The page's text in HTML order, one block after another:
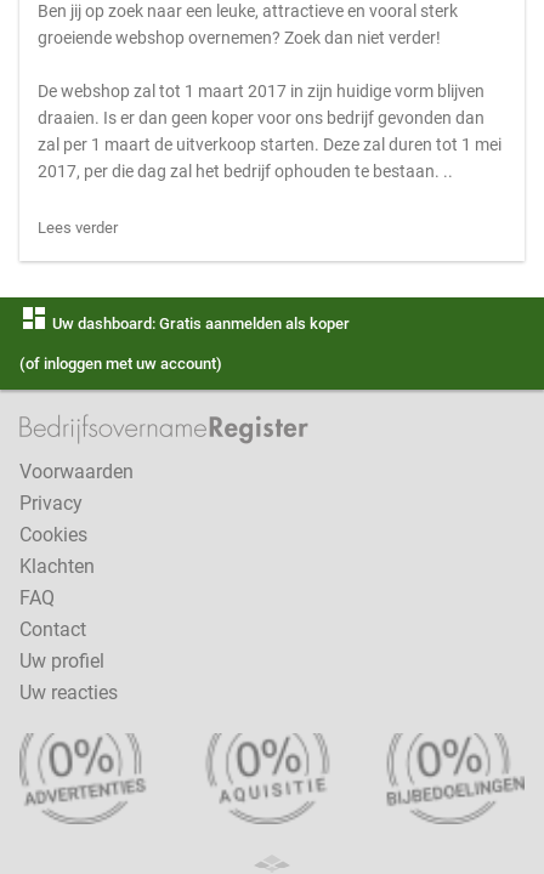
Ben jij op zoek naar een leuke, attractieve en vooral sterk
groeiende webshop overnemen? Zoek dan niet verder!
De webshop zal tot 1 maart 2017 in zijn huidige vorm blijven
draaien. Is er dan geen koper voor ons bedrijf gevonden dan
zal per 1 maart de uitverkoop starten. Deze zal duren tot 1 mei
2017, per die dag zal het bedrijf ophouden te bestaan. ..
Lees verder
dashboard Uw dashboard: Gratis aanmelden als koper
(of inloggen met uw account)
Voorwaarden
Privacy
Cookies
Klachten
FAQ
Contact
Uw profiel
Uw reacties